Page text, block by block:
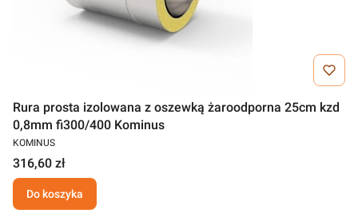
Rura prosta izolowana z oszewką żaroodporna 25cm kzd
0,8mm fi300/400 Kominus
KOMINUS
316,60 zł
Do koszyka